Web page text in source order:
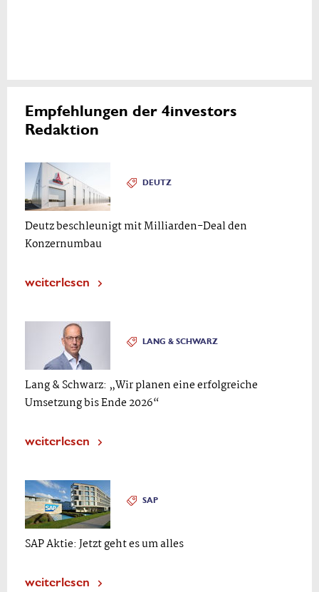
Empfehlungen der 4investors
Redaktion
DEUTZ
Deutz beschleunigt mit Milliarden-Deal den
Konzernumbau
weiterlesen
LANG & SCHWARZ
Lang & Schwarz: „Wir planen eine erfolgreiche
Umsetzung bis Ende 2026“
weiterlesen
SAP
SAP Aktie: Jetzt geht es um alles
weiterlesen